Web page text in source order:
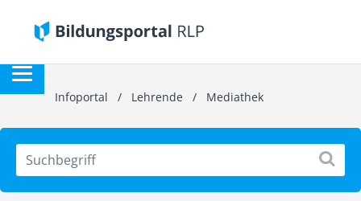
Infoportal / Lehrende / Mediathek